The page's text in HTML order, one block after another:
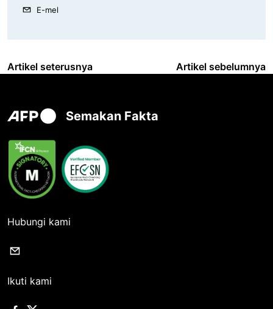
E-mel
Artikel seterusnya Artikel sebelumnya
Semakan Fakta
Hubungi kami
Ikuti kami